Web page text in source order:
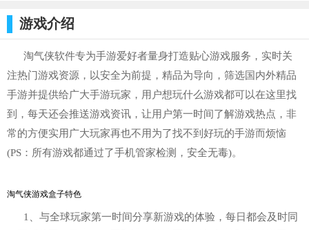
游戏介绍
淘气侠软件专为手游爱好者量身打造贴心游戏服务，实时关
注热门游戏资源，以安全为前提，精品为导向，筛选国内外精品
手游并提供给广大手游玩家，用户想玩什么游戏都可以在这里找
到，每天还会推送游戏资讯，让用户第一时间了解游戏热点，非
常的方便实用广大玩家再也不用为了找不到好玩的手游而烦恼
(PS：所有游戏都通过了手机管家检测，安全无毒)。
淘气侠游戏盒子特色
1、与全球玩家第一时间分享新游戏的体验，每日都会及时同